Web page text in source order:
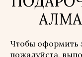
Чтобы оформить
пожалуйста,